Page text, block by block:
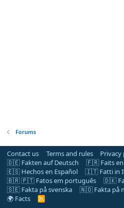
Forums
Contact us Terms and rules Privacy
🇩🇪 Fakten auf Deutsch
🇫🇷 Faits en
🇪🇸 Hechos en Español
🇮🇹 Fatti in
🇧🇷 🇵🇹 Fatos em português
🇩🇰
🇸🇪 Fakta på svenska
🇳🇴 Fakta på
🌍 Facts
R